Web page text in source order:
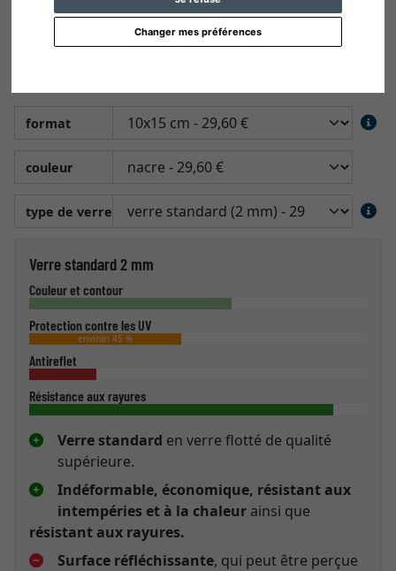
Changer mes préférences
Cadre photo Jules, nacre
format
couleur
type de verre
Verre standard 2 mm
Couleur et contour
Protection contre les UV
environ 45 %
Antireflet
Résistance aux rayures
Verre standard en verre flotté de qualité
supérieure.
Indéformable, économique, résistant aux
intempéries et à la chaleur ainsi que
résistant aux rayures.
Surface réfléchissante, qui peut être perçue